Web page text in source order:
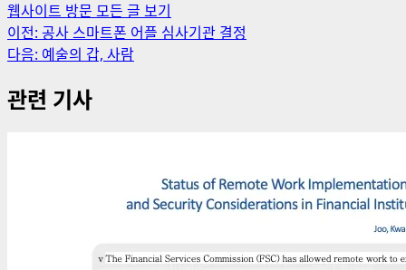
웹사이트 방문 모든 글 보기
게
시
물
이전: 공사 스마트폰 어플 심사기관 결정
다음: 예술의 갑, 사람
관련 기사